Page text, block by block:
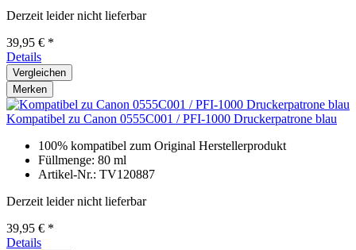
Derzeit leider nicht lieferbar
39,95 € *
Details
Vergleichen
Merken
Kompatibel zu Canon 0555C001 / PFI-1000 Druckerpatrone blau
100% kompatibel zum Original Herstellerprodukt
Füllmenge: 80 ml
Artikel-Nr.: TV120887
Derzeit leider nicht lieferbar
39,95 € *
Details